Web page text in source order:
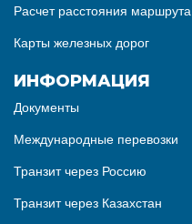
Расчет расстояния маршрута
Карты железных дорог
ИНФОРМАЦИЯ
Документы
Международные перевозки
Транзит через Россию
Транзит через Казахстан